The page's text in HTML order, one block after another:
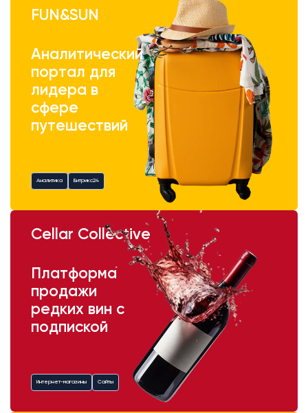
FUN&SUN
Аналитический
портал для
лидера в
сфере
путешествий
Аналитика Битрикс24
Cellar Collective
Платформа
продажи
редких вин с
подпиской
Интернет-магазины Сайты